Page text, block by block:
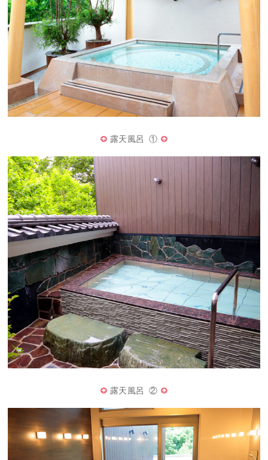
露天風呂 ①
露天風呂 ②